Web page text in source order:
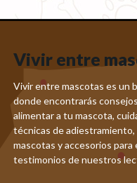
Vivir entre
Vivir entre mascotas es un
donde encontrarás
alimentar a tu mascota,
técnicas de
mascotas y accesorios para
testimonios de nuestros